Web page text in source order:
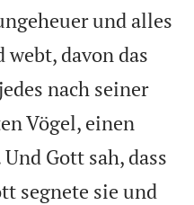
und alles
webt, davon das
nach seiner
Vögel, einen
Gott sah, dass
segnete sie und